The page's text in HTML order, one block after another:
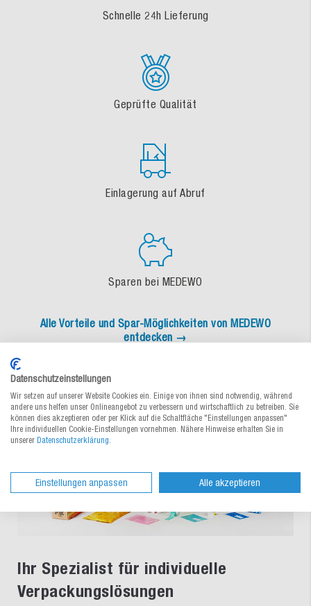
Schnelle 24h Lieferung
Geprüfte Qualität
Einlagerung auf Abruf
Sparen bei MEDEWO
Alle Vorteile und Spar-Möglichkeiten von MEDEWO
entdecken →
Ihr Spezialist für individuelle
Verpackungslösungen
Datenschutzeinstellungen
Wir setzen auf unserer Website Cookies ein. Einige von ihnen sind notwendig, während
andere uns helfen unser Onlineangebot zu verbessern und wirtschaftlich zu betreiben. Sie
können dies akzeptieren oder per Klick auf die Schaltfläche "Einstellungen anpassen"
Ihre individuellen Cookie-Einstellungen vornehmen. Nähere Hinweise erhalten Sie in
unserer Datenschutzerklärung.
Einstellungen anpassen Alle akzeptieren